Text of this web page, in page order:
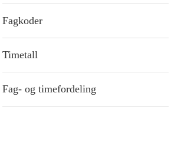
Fagkoder
Timetall
Fag- og timefordeling